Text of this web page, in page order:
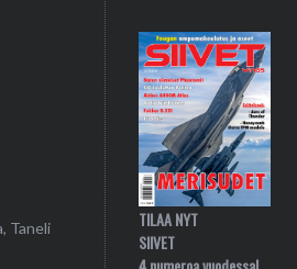
Taneli
TILAA NYT
SIIVET